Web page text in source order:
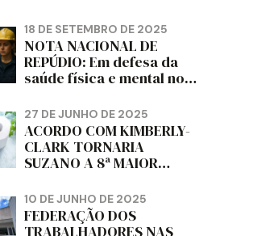
18 DE SETEMBRO DE 2025
NOTA NACIONAL DE
REPÚDIO: Em defesa da
saúde física e mental no
da dignidade sindical.
27 DE JUNHO DE 2025
ACORDO COM KIMBERLY-
CLARK TORNARIA
SUZANO A 8ª MAIOR
HIGIÊNICO DO MUNDO,
DIZ FITCH
10 DE JUNHO DE 2025
FEDERAÇÃO DOS
TRABALHADORES NAS